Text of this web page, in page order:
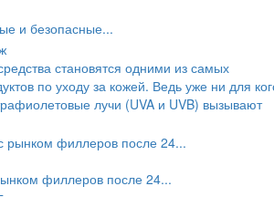
и безопасные...
становятся одними из самых
по уходу за кожей. Ведь уже ни для
лучи (UVA и UVB) вызывают
филлеров после 24...